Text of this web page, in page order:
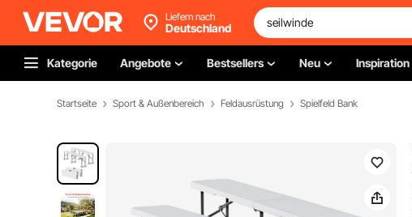
Liefern nach
Deutschland
Kategorie Angebote Bestsellers Neu Inspiration
Startseite Sport & Außenbereich Feldausrüstung Spielfeld Bank